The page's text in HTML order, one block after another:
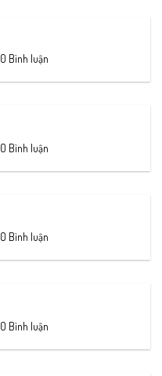
0 Bình luận
0 Bình luận
0 Bình luận
0 Bình luận